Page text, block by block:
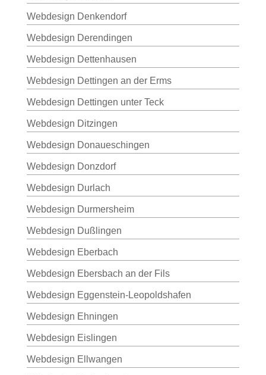
Webdesign Denkendorf
Webdesign Derendingen
Webdesign Dettenhausen
Webdesign Dettingen an der Erms
Webdesign Dettingen unter Teck
Webdesign Ditzingen
Webdesign Donaueschingen
Webdesign Donzdorf
Webdesign Durlach
Webdesign Durmersheim
Webdesign Dußlingen
Webdesign Eberbach
Webdesign Ebersbach an der Fils
Webdesign Eggenstein-Leopoldshafen
Webdesign Ehningen
Webdesign Eislingen
Webdesign Ellwangen